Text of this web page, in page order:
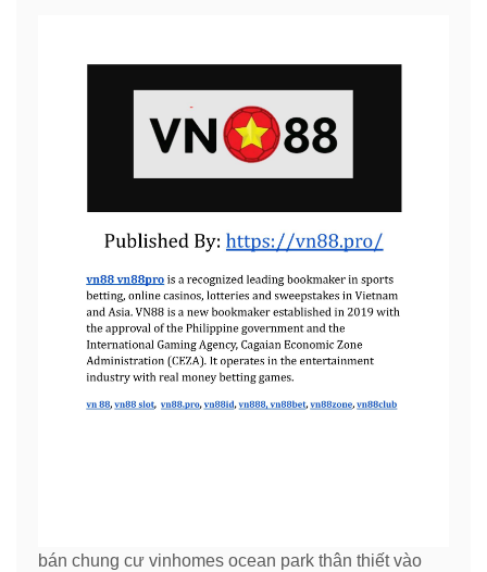
bán chung cư vinhomes ocean park thân thiết vào